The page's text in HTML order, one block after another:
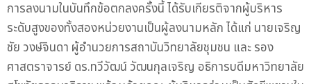
การลงนามในบันทึกข้อตกลงครั้งนี้ ได้รับเกียรติจากผู้บริหาร
ระดับสูงของทั้งสองหน่วยงานเป็นผู้ลงนามหลัก ได้แก่ นายเจริญ
ชัย วงษ์จินดา ผู้อำนวยการสถาบันวิทยาลัยชุมชน และ รอง
ศาสตราจารย์ ดร.ทวีวัฒน์ วัฒนกุลเจริญ อธิการบดีมหาวิทยาลัย